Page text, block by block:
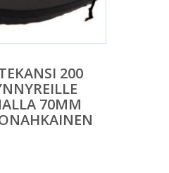
200
70MM